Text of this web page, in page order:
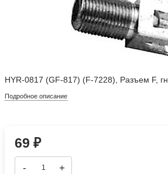
HYR-0817 (GF-817) (F-7228), Разъем F,
Подробное описание
69₽
- +